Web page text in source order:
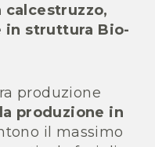
in struttura Bio-
produzione
produzione in
il massimo